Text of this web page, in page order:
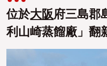
位於大阪府三島郡
利山崎蒸餾廠」翻